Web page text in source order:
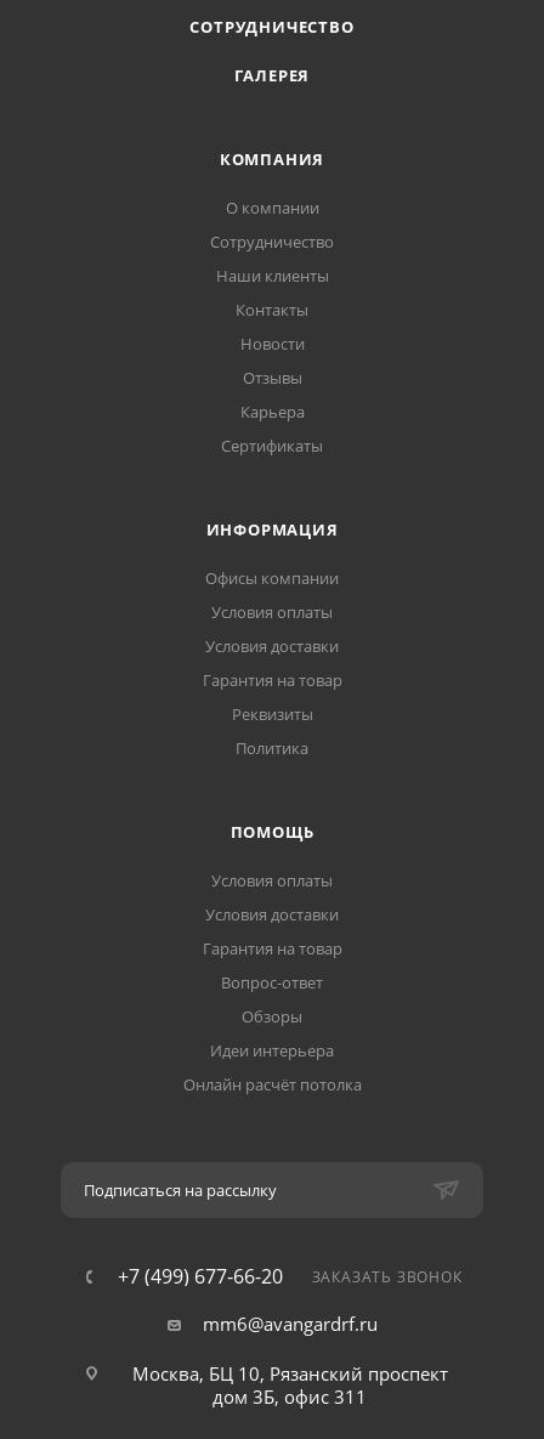
СОТРУДНИЧЕСТВО
ГАЛЕРЕЯ
КОМПАНИЯ
О компании
Сотрудничество
Наши клиенты
Контакты
Новости
Отзывы
Карьера
Сертификаты
ИНФОРМАЦИЯ
Офисы компании
Условия оплаты
Условия доставки
Гарантия на товар
Реквизиты
Политика
ПОМОЩЬ
Условия оплаты
Условия доставки
Гарантия на товар
Вопрос-ответ
Обзоры
Идеи интерьера
Онлайн расчёт потолка
Подписаться на рассылку
+7 (499) 677-66-20 ЗАКАЗАТЬ ЗВОНОК
mm6@avangardrf.ru
Москва, БЦ 10, Рязанский проспект
дом 3Б, офис 311